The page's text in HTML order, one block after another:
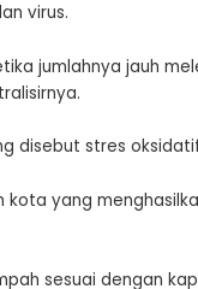
virus.
jumlahnya jauh
disebut stres
kota yang
sesuai dengan